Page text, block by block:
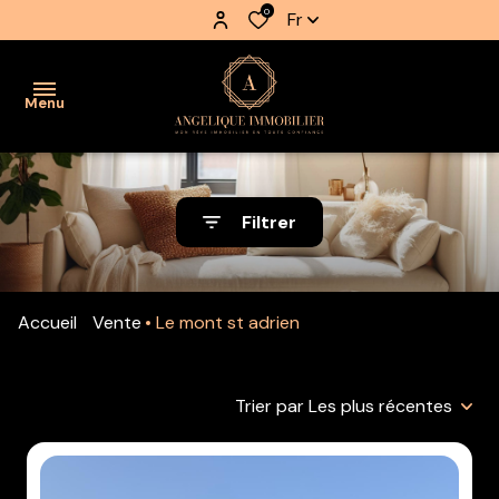
0 Fr
Menu
accueil
nos
biens
nos
estimation
Filtrer
Accueil Vente Le mont st adrien
Trier par Les plus récentes